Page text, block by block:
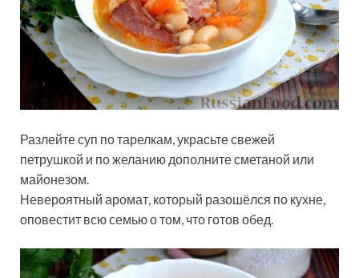
Разлейте суп по тарелкам, украсьте свежей
петрушкой и по желанию дополните сметаной или
майонезом.
Невероятный аромат, который разошёлся по кухне,
оповестит всю семью о том, что готов обед.